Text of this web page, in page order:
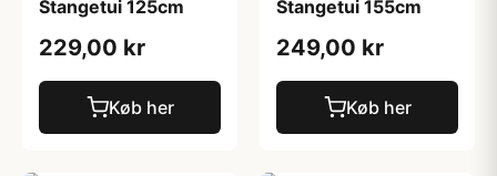
Stangetui 125cm
229,00 kr
Køb her
Stangetui 155cm
249,00 kr
Køb her